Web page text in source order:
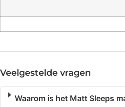
Veelgestelde vragen
Waarom is het Matt Sleeps